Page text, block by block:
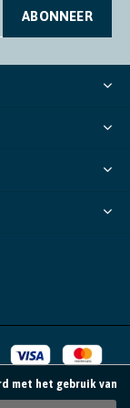
ABONNEER
met het gebruik van